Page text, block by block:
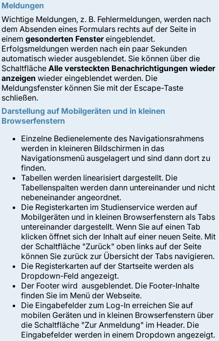
Meldungen
Wichtige Meldungen, z. B. Fehlermeldungen, werden nach
dem Absenden eines Formulars rechts auf der Seite in
einem gesonderten Fenstereingeblendet.
Erfolgsmeldungen werden nach ein paar Sekunden
automatisch wieder ausgeblendet. Sie können über die
Schaltfläche Alle versteckten Benachrichtigungen wieder
anzeigen wieder eingeblendet werden. Die
Meldungsfenster können Sie mit der Escape-Taste
schließen.
Darstellung auf Mobilgeräten und in kleinen
Browserfenstern
Einzelne Bedienelemente des Navigationsrahmens
werden in kleineren Bildschirmen in das
Navigationsmenü ausgelagert und sind dann dort zu
finden.
Tabellen werden linearisiert dargestellt. Die
Tabellenspalten werden dann untereinander und nicht
nebeneinander angeordnet.
Die Registerkarten im Studienservice werden auf
Mobilgeräten und in kleinen Browserfenstern als Tabs
untereinander dargestellt. Wenn Sie auf einen Tab
klicken öffnet sich der Inhalt auf einer neuen Seite. Mit
der Schaltfläche "Zurück" oben links auf der Seite
können Sie zurück zur Übersicht der Tabs navigieren.
Die Registerkarten auf der Startseite werden als
Dropdown-Feld angezeigt.
Der Footer wird ausgeblendet. Die Footer-Inhalte
finden Sie im Menü der Webseite.
Die Eingabefelder zum Log-In erreichen Sie auf
mobilen Geräten und in kleinen Browserfenstern über
die Schaltfläche "Zur Anmeldung" im Header. Die
Eingabefelder werden in einem Dropdown angezeigt.